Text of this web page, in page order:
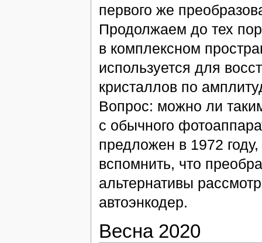
первого же
Продолжаем до тех
в комплексном
используется для
кристаллов по
Вопрос: можно ли
с обычного
предложен в 1972
вспомнить, что
альтернативы
автоэнкодер.
Весна 2020